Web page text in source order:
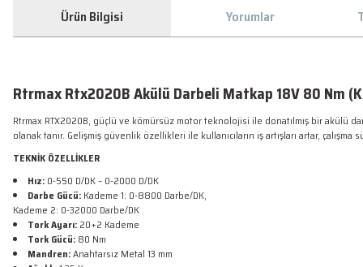
Ürün Bilgisi Yorumlar
Rtrmax Rtx2020B Akülü Darbeli Matkap 18V 80 Nm
Rtrmax RTX2020B, güçlü ve kömürsüz motor teknolojisi ile donatılmış bir akülü
olanak tanır. Gelişmiş güvenlik özellikleri ile kullanıcıların iş artışları artar,
TEKNİK ÖZELLİKLER
Hız: 0-550 D/DK – 0-2000 D/DK
Darbe Gücü: Kademe 1: 0-8800 Darbe/DK,
Kademe 2: 0-32000 Darbe/DK
Tork Ayarı: 20+2 Kademe
Tork Gücü: 80 Nm
Mandren:Anahtarsız Metal 13 mm